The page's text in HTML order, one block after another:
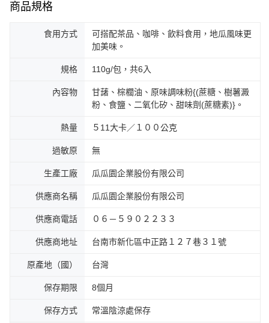
商品規格
食用方式
可搭配茶品、咖啡、飲料食用，地瓜風味更
加美味。
規格 110g/包，共6入
內容物
甘藷、棕櫚油、原味調味粉{(蔗糖、樹薯澱
粉、食鹽、二氧化矽、甜味劑(蔗糖素)}。
熱量 ５11大卡／１００公克
過敏原 無
生產工廠 瓜瓜園企業股份有限公司
供應商名稱 瓜瓜園企業股份有限公司
供應商電話 ０６－５９０２２３３
供應商地址 台南市新化區中正路１２７巷３１號
原產地（國） 台灣
保存期限 8個月
保存方式 常溫陰涼處保存